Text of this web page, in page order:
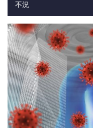
不況